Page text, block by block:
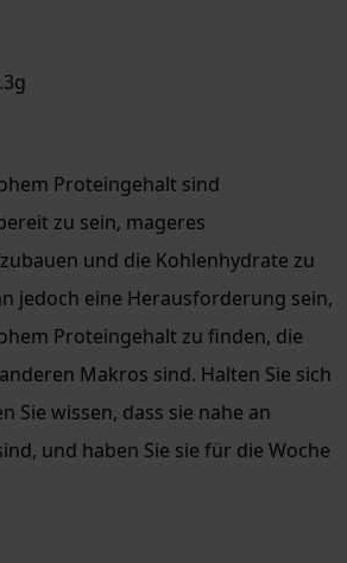
Proteingehalt sind
zu sein, mageres
und die Kohlenhydrate zu
jedoch eine Herausforderung sein,
Proteingehalt zu finden, die
Makros sind. Halten Sie sich
Sie wissen, dass sie nahe an
und haben Sie sie für die Woche